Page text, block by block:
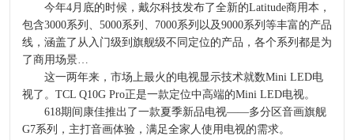
今年4月底的时候，戴尔科技发布了全新的Latitude商用本，
包含3000系列、5000系列、7000系列以及9000系列等丰富的产品
线，涵盖了从入门级到旗舰级不同定位的产品，各个系列都是为
了商用场景…
这一两年来，市场上最火的电视显示技术就数Mini LED电
视了。TCL Q10G Pro正是一款定位中高端的Mini LED电视。
618期间康佳推出了一款夏季新品电视——多分区音画旗舰
G7系列，主打音画体验，满足全家人使用电视的需求。